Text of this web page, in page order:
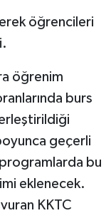
öğrencileri
öğrenim
burs
geçerli
bu
eklenecek.
KKTC